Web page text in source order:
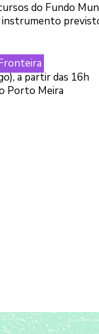
do Fundo
a partir das 16h
Porto Meira